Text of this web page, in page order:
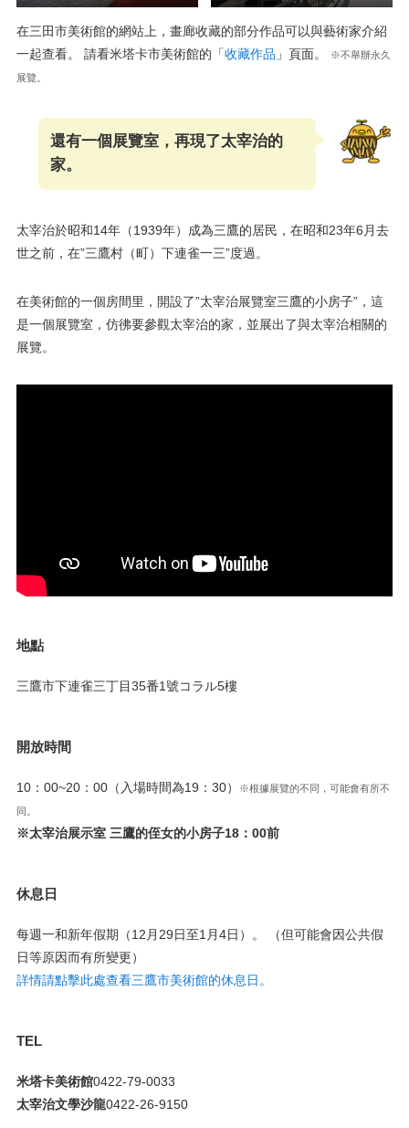
在三田市美術館的網站上，畫廊收藏的部分作品可以與藝術家介紹
一起查看。 請看米塔卡市美術館的「收藏作品 」頁面。 ※不舉辦永久
展覽。
還有一個展覽室，再現了太宰治的
家。
太宰治於昭和14年（1939年）成為三鷹的居民，在昭和23年6月去
世之前，在”三鷹村（町）下連雀一三”度過。
在美術館的一個房間里，開設了”太宰治展覽室三鷹的小房子”，這
是一個展覽室，仿彿要參觀太宰治的家，並展出了與太宰治相關的
展覽。
地點
三鷹市下連雀三丁目35番1號コラル5樓
開放時間
10：00~20：00（入場時間為19：30） ※根據展覽的不同，可能會有所不
同。
※太宰治展示室 三鷹的侄女的小房子18：00前
休息日
每週一和新年假期（12月29日至1月4日）。 （但可能會因公共假
日等原因而有所變更）
詳情請點擊此處查看三鷹市美術館的休息日。
TEL
米塔卡美術館0422-79-0033
太宰治文學沙龍0422-26-9150